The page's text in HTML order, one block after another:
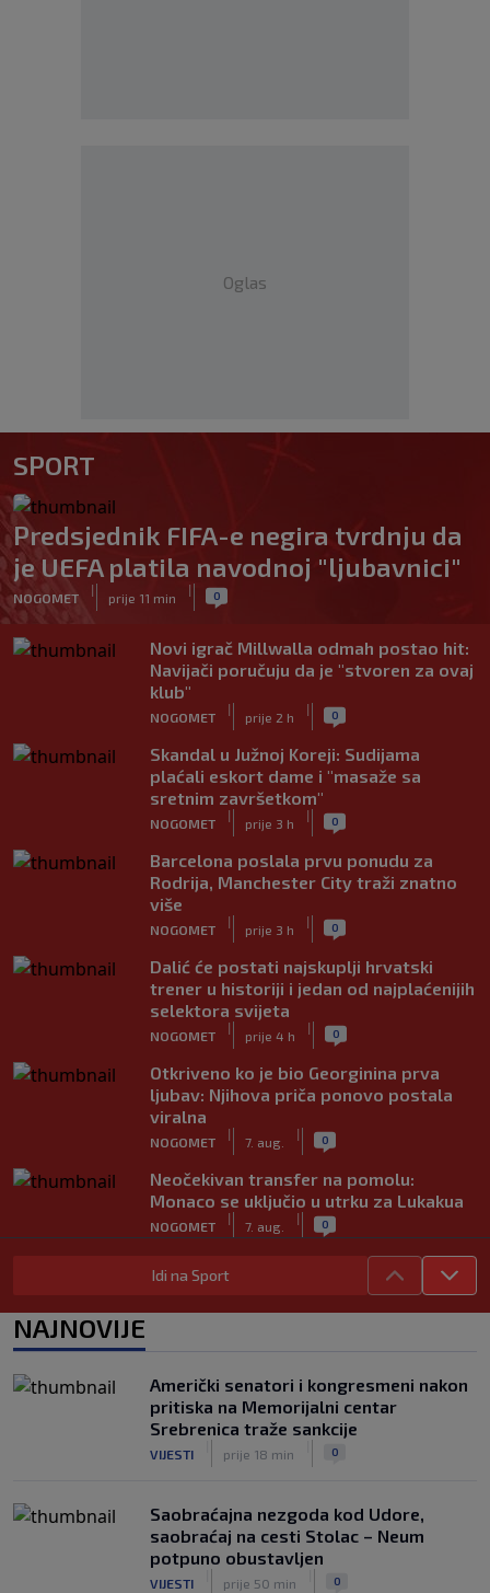
Oglas
SPORT
Predsjednik FIFA-e negira tvrdnju da
je UEFA platila navodnoj "ljubavnici"
NOGOMET
|
prije 11 min
| 0
Novi igrač Millwalla odmah postao hit:
Navijači poručuju da je "stvoren za ovaj
klub"
NOGOMET
|
prije 2 h
| 0
Skandal u Južnoj Koreji: Sudijama
plaćali eskort dame i "masaže sa
sretnim završetkom"
NOGOMET
|
prije 3 h
| 0
Barcelona poslala prvu ponudu za
Rodrija, Manchester City traži znatno
više
NOGOMET
|
prije 3 h
| 0
Dalić će postati najskuplji hrvatski
trener u historiji i jedan od najplaćenijih
selektora svijeta
NOGOMET
|
prije 4 h
| 0
Otkriveno ko je bio Georginina prva
ljubav: Njihova priča ponovo postala
viralna
NOGOMET
|
7. aug.
| 0
Neočekivan transfer na pomolu:
Monaco se uključio u utrku za Lukakua
NOGOMET
|
7. aug.
| 0
Počela nova sezona: Željezničar na
Grbavici savladao BSK
NOGOMET 7. aug.
prvenstvo ispod cijene?
NOGOMET
|
7. aug.
| 0
Idi na Sport
NAJNOVIJE
Američki senatori i kongresmeni nakon
pritiska na Memorijalni centar
Srebrenica traže sankcije
VIJESTI prije 18 min 0
Saobraćajna nezgoda kod Udore,
saobraćaj na cesti Stolac – Neum
potpuno obustavljen
VIJESTI prije 50 min 0